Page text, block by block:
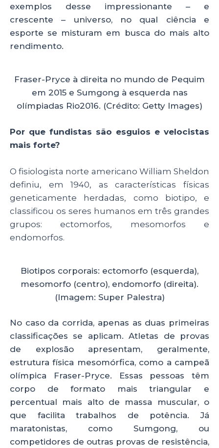
exemplos desse impressionante – e
crescente – universo, no qual ciência e
esporte se misturam em busca do mais alto
rendimento.
Fraser-Pryce à direita no mundo de Pequim
em 2015 e Sumgong à esquerda nas
olímpiadas Rio2016. (Crédito: Getty Images)
Por que fundistas são esguios e velocistas
mais forte?
O fisiologista norte americano William Sheldon
definiu, em 1940, as características físicas
geneticamente herdadas, como biotipo, e
classificou os seres humanos em três grandes
grupos: ectomorfos, mesomorfos e
endomorfos.
Biotipos corporais: ectomorfo (esquerda),
mesomorfo (centro), endomorfo (direita).
(Imagem: Super Palestra)
No caso da corrida, apenas as duas primeiras
classificações se aplicam. Atletas de provas
de explosão apresentam, geralmente,
estrutura física mesomórfica, como a campeã
olímpica Fraser-Pryce. Essas pessoas têm
corpo de formato mais triangular e
percentual mais alto de massa muscular, o
que facilita trabalhos de potência. Já
maratonistas, como Sumgong, ou
competidores de outras provas de resistência,